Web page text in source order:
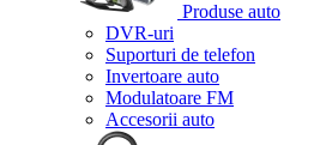
Produse auto
DVR-uri
Suporturi de telefon
Invertoare auto
Modulatoare FM
Accesorii auto